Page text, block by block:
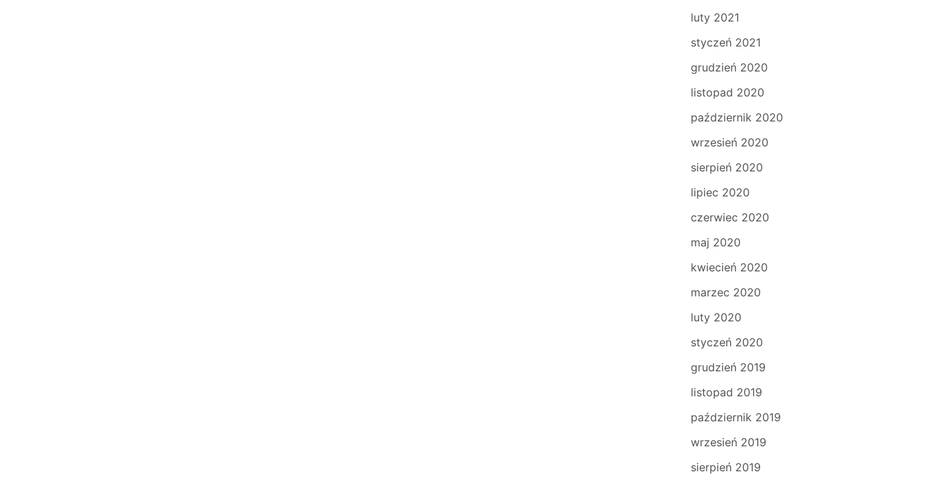
luty 2021
styczeń 2021
grudzień 2020
listopad 2020
październik 2020
wrzesień 2020
sierpień 2020
lipiec 2020
czerwiec 2020
maj 2020
kwiecień 2020
marzec 2020
luty 2020
styczeń 2020
grudzień 2019
listopad 2019
październik 2019
wrzesień 2019
sierpień 2019